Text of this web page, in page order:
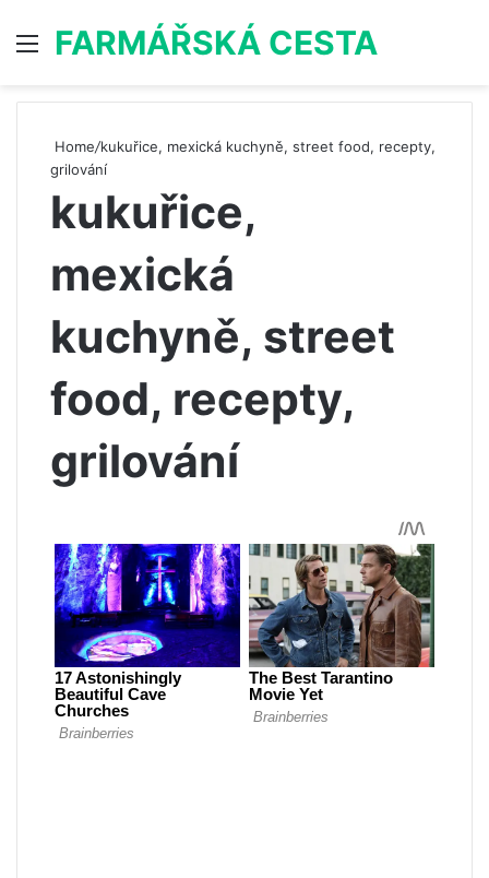
Menu
FARMÁŘSKÁ CESTA
Home/kukuřice, mexická kuchyně, street food, recepty,
grilování
kukuřice,
mexická
kuchyně, street
food, recepty,
grilování